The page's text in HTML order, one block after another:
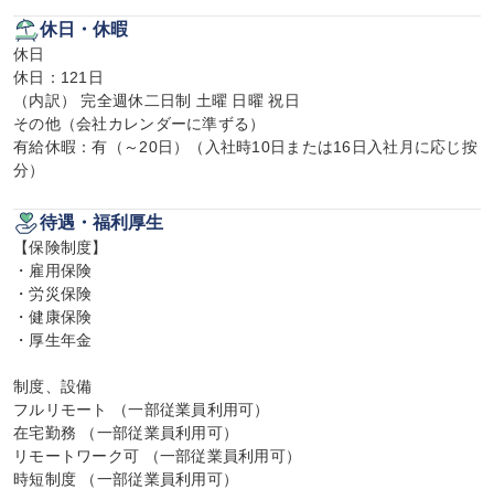
休日・休暇
休日
休日：121日
（内訳） 完全週休二日制 土曜 日曜 祝日
その他（会社カレンダーに準ずる）
有給休暇：有（～20日）（入社時10日または16日入社月に応じ按
分）
待遇・福利厚生
【保険制度】
・雇用保険
・労災保険
・健康保険
・厚生年金
制度、設備
フルリモート （一部従業員利用可）
在宅勤務 （一部従業員利用可）
リモートワーク可 （一部従業員利用可）
時短制度 （一部従業員利用可）